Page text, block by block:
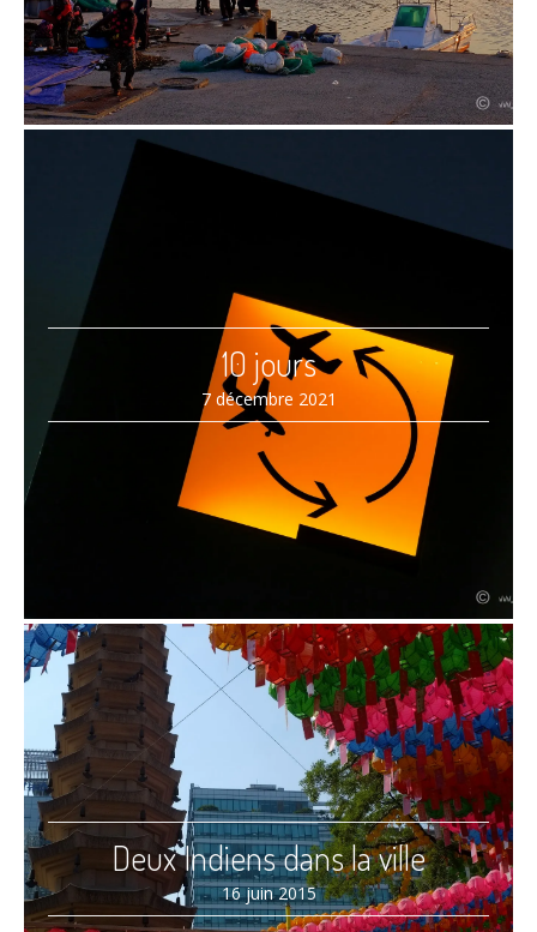
10 jours
7 décembre 2021
Deux Indiens dans la ville
16 juin 2015